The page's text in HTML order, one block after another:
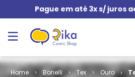
Pague em até 3x s/ juros
Bonelli Tex Ouro